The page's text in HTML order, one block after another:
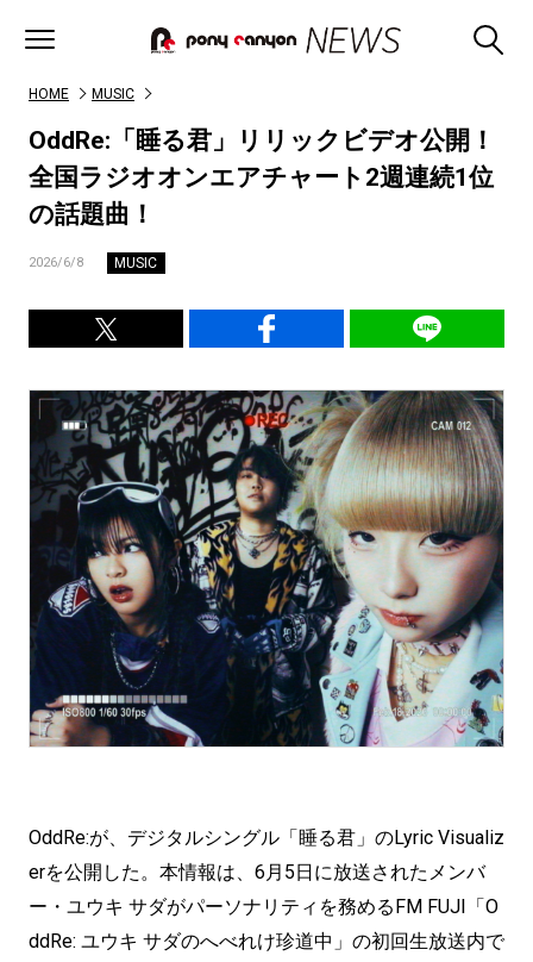
HOME MUSIC
OddRe:「睡る君」リリックビデオ公開！
全国ラジオオンエアチャート2週連続1位
の話題曲！
2026/6/8 MUSIC
OddRe:が、デジタルシングル「睡る君」のLyric Visualiz
erを公開した。本情報は、6月5日に放送されたメンバ
ー・ユウキ サダがパーソナリティを務めるFM FUJI「O
ddRe: ユウキ サダのへべれけ珍道中」の初回生放送内で